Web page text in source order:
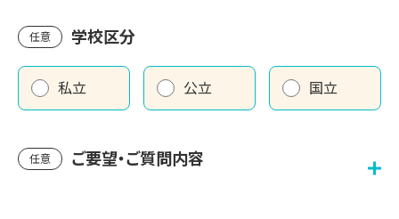
任意 学校区分
私立 公立 国立
任意 ご要望・ご質問内容